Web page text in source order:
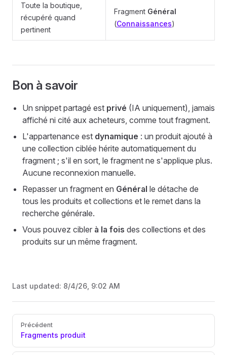
Toute la boutique,
récupéré quand
pertinent
Fragment Général
(Connaissances)
Bon à savoir
Un snippet partagé est privé (IA uniquement), jamais
affiché ni cité aux acheteurs, comme tout fragment.
L'appartenance est dynamique : un produit ajouté à
une collection ciblée hérite automatiquement du
fragment ; s'il en sort, le fragment ne s'applique plus.
Aucune reconnexion manuelle.
Repasser un fragment en Général le détache de
tous les produits et collections et le remet dans la
recherche générale.
Vous pouvez cibler à la fois des collections et des
produits sur un même fragment.
Last updated: 8/4/26, 9:02 AM
Pager
Précédent
Fragments produit